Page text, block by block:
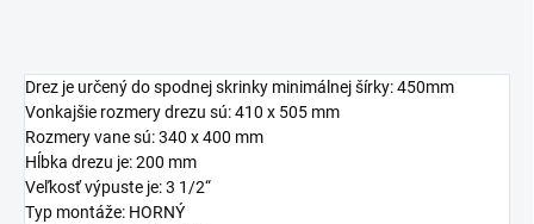
Drez je určený do spodnej skrinky minimálnej šírky: 450mm
Vonkajšie rozmery drezu sú: 410 x 505 mm
Rozmery vane sú: 340 x 400 mm
Hĺbka drezu je: 200 mm
Veľkosť výpuste je: 3 1/2“
Typ montáže: HORNÝ